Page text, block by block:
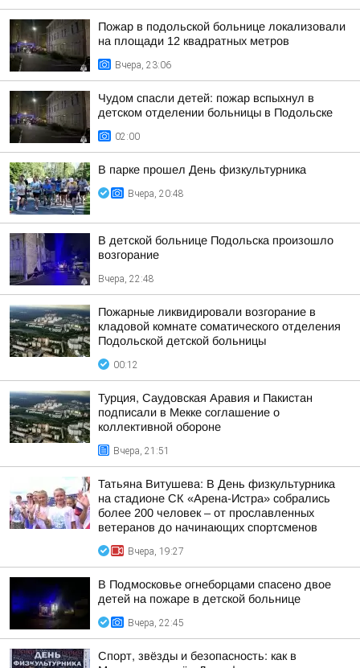
Пожар в подольской больнице локализовали
на площади 12 квадратных метров
Вчера, 23:06
Чудом спасли детей: пожар вспыхнул в
детском отделении больницы в Подольске
02:00
В парке прошел День физкультурника
Вчера, 20:48
В детской больнице Подольска произошло
возгорание
Вчера, 22:48
Пожарные ликвидировали возгорание в
кладовой комнате соматического отделения
Подольской детской больницы
00:12
Турция, Саудовская Аравия и Пакистан
подписали в Мекке соглашение о
коллективной обороне
Вчера, 21:51
Татьяна Витушева: В День физкультурника
на стадионе СК «Арена-Истра» собрались
более 200 человек – от прославленных
ветеранов до начинающих спортсменов
Вчера, 19:27
В Подмосковье огнеборцами спасено двое
детей на пожаре в детской больнице
Вчера, 22:45
Спорт, звёзды и безопасность: как в